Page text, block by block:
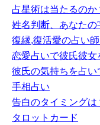
占星術は当たるのか
姓名判断、あなたの
復縁,復活愛の占い
恋愛占いで彼氏彼女
彼氏の気持ちを占い
手相占い
告白のタイミングは
タロットカード